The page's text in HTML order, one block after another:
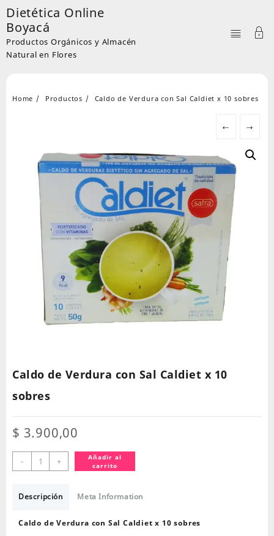
Skip
to
content
Dietética Online
Boyacá
Productos Orgánicos y Almacén
Natural en Flores
Home Productos Caldo de Verdura con Sal Caldiet x 10 sobres
← →
Caldo de Verdura con Sal Caldiet x 10
sobres
$ 3.900,00
-
Caldo
de
con
Caldiet
+
Añadir al
carrito
Descripción Meta Information
Caldo de Verdura con Sal Caldiet x 10 sobres